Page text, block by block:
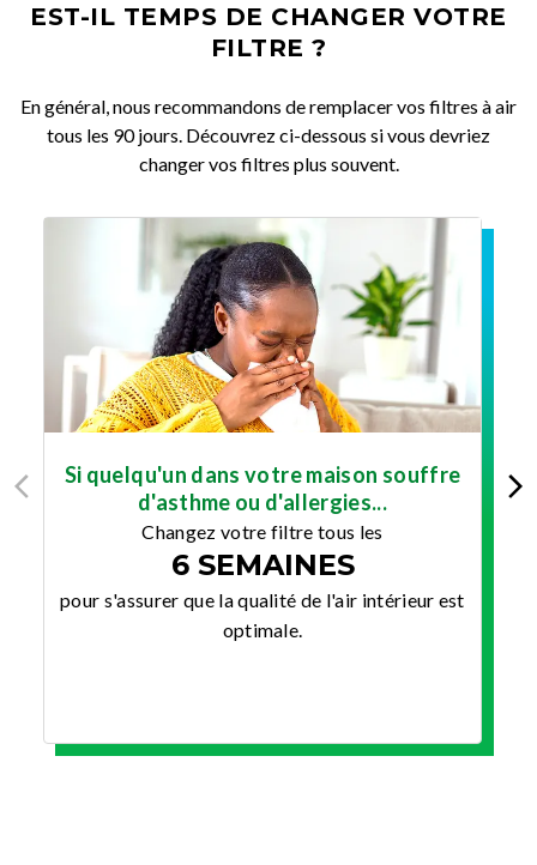
EST-IL TEMPS DE CHANGER VOTRE
FILTRE ?
En général, nous recommandons de remplacer vos filtres à air
tous les 90 jours. Découvrez ci-dessous si vous devriez
changer vos filtres plus souvent.
Si quelqu'un dans votre maison souffre
d'asthme ou d'allergies...
Changez votre filtre tous les
6 SEMAINES
pour s'assurer que la qualité de l'air intérieur est
optimale.